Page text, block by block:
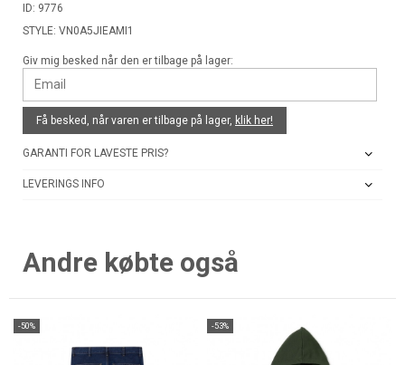
ID: 9776
STYLE: VN0A5JIEAMI1
Giv mig besked når den er tilbage på lager:
Få besked, når varen er tilbage på lager, klik her!
GARANTI FOR LAVESTE PRIS?
LEVERINGS INFO
Andre købte også
-50% -53%